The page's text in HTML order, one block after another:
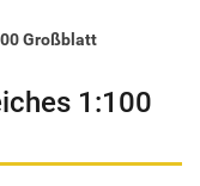
Großblatt
1:100